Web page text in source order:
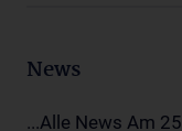
News
...Alle News Am